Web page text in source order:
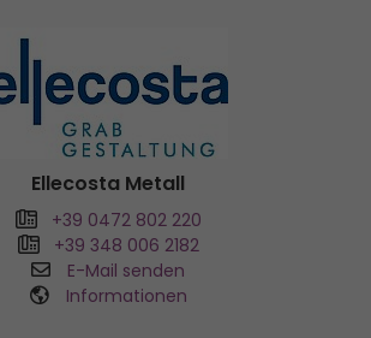
Ellecosta Metall
+39 0472 802 220
+39 348 006 2182
E-Mail senden
Informationen